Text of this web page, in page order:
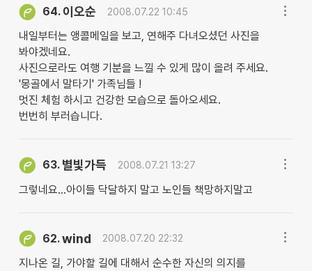
64. 이오순 2008.07.22 10:45
내일부터는 앵콜메일을 보고, 연해주 다녀오셨던 사진을
봐야겠네요.
사진으로라도 여행 기분을 느낄 수 있게 많이 올려 주세요.
'몽골에서 말타기' 가족님들 !
멋진 체험 하시고 건강한 모습으로 돌아오세요.
번번히 부러습니다.
63. 별빛가득 2008.07.21 13:27
그렇네요...아이들 닥달하지 말고 노인들 책망하지말고
62.wind 2008.07.20 22:32
지나온 길, 가야할 길에 대해서 순수한 자신의 의지를